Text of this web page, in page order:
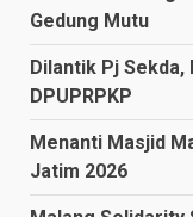
Gedung Mutu
Dilantik Pj Sekda,
DPUPRPKP
Menanti Masjid
Jatim 2026